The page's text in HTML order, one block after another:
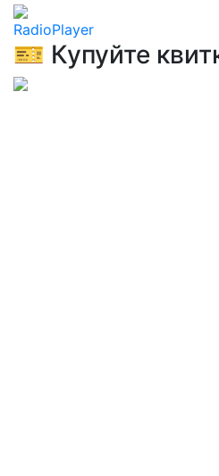
RadioPlayer
🎫 Купуйте